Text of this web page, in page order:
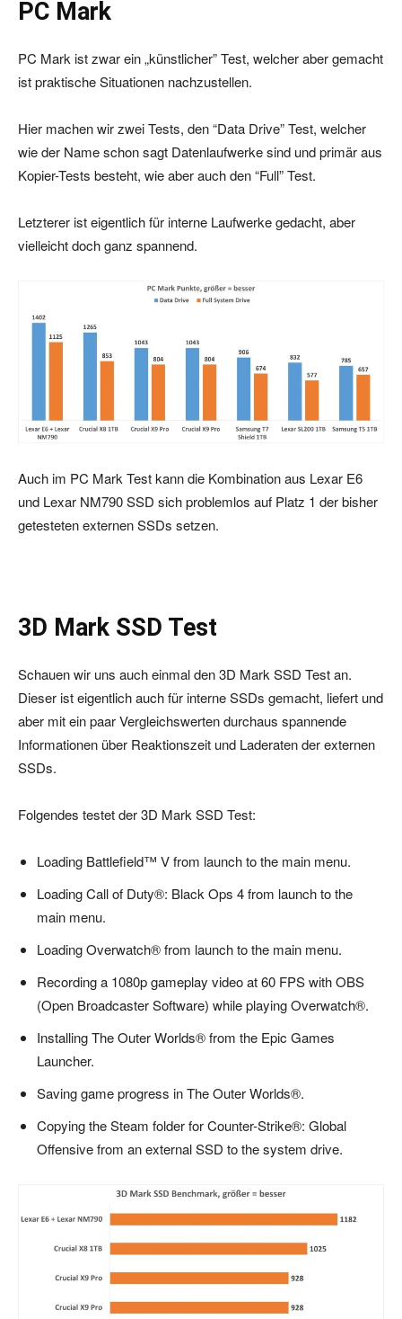
PC Mark
PC Mark ist zwar ein „künstlicher” Test, welcher aber gemacht
ist praktische Situationen nachzustellen.
Hier machen wir zwei Tests, den “Data Drive” Test, welcher
wie der Name schon sagt Datenlaufwerke sind und primär aus
Kopier-Tests besteht, wie aber auch den “Full” Test.
Letzterer ist eigentlich für interne Laufwerke gedacht, aber
vielleicht doch ganz spannend.
Auch im PC Mark Test kann die Kombination aus Lexar E6
und Lexar NM790 SSD sich problemlos auf Platz 1 der bisher
getesteten externen SSDs setzen.
3D Mark SSD Test
Schauen wir uns auch einmal den 3D Mark SSD Test an.
Dieser ist eigentlich auch für interne SSDs gemacht, liefert und
aber mit ein paar Vergleichswerten durchaus spannende
Informationen über Reaktionszeit und Laderaten der externen
SSDs.
Folgendes testet der 3D Mark SSD Test:
Loading Battlefield™ V from launch to the main menu.
Loading Call of Duty®: Black Ops 4 from launch to the
main menu.
Loading Overwatch® from launch to the main menu.
Recording a 1080p gameplay video at 60 FPS with OBS
(Open Broadcaster Software) while playing Overwatch®.
Installing The Outer Worlds® from the Epic Games
Launcher.
Saving game progress in The Outer Worlds®.
Copying the Steam folder for Counter-Strike®: Global
Offensive from an external SSD to the system drive.